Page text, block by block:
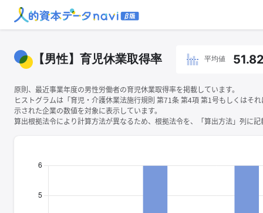
【男性】育児休業取得率 平均値
原則、最近事業年度の男性労働者の育児休業取得率を掲載しています。
ヒストグラムは「育児・介護休業法施行規則 第71条 第4項 第1号もしくはそ
示された企業の数値を対象に表示しています。
算出根拠法令により計算方法が異なるため、根拠法令を、「算出方法」列に